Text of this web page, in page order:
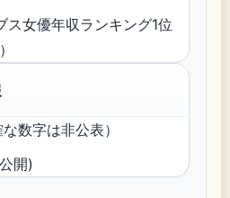
ス女優年収ランキング1位
数字は非公表）
開)